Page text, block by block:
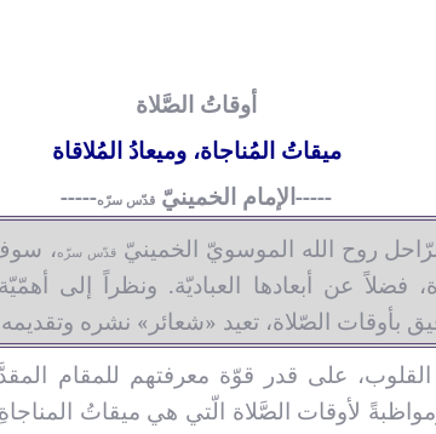
أوقاتُ الصَّلاة
ميقاتُ المُناجاة، وميعادُ المُلاقاة
-----الإمام الخمينيّ قدّس سرّه-----
روح الله الموسويّ الخمينيّقدّس سرّه،
فضلاً عن أبعادها العباديّة. ونظراً إلى
بأوقات الصّلاة، تعيد «شعائر» نشره وتقديمه
على قدر قوّة معرفتهم للمقام
لأوقات الصَّلاة الّتي هي ميقاتُ المناجاةِ
إستيقظ.. فقد
العـدد